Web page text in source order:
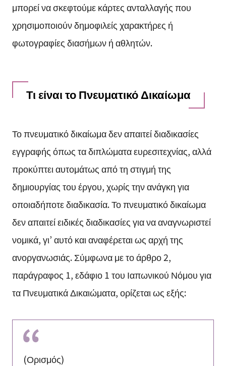
μπορεί να σκεφτούμε κάρτες ανταλλαγής που
χρησιμοποιούν δημοφιλείς χαρακτήρες ή
φωτογραφίες διασήμων ή αθλητών.
Τι είναι το Πνευματικό Δικαίωμα
Το πνευματικό δικαίωμα δεν απαιτεί διαδικασίες
εγγραφής όπως τα διπλώματα ευρεσιτεχνίας, αλλά
προκύπτει αυτομάτως από τη στιγμή της
δημιουργίας του έργου, χωρίς την ανάγκη για
οποιαδήποτε διαδικασία. Το πνευματικό δικαίωμα
δεν απαιτεί ειδικές διαδικασίες για να αναγνωριστεί
νομικά, γι’ αυτό και αναφέρεται ως αρχή της
ανοργανωσιάς. Σύμφωνα με το άρθρο 2,
παράγραφος 1, εδάφιο 1 του Ιαπωνικού Νόμου για
τα Πνευματικά Δικαιώματα, ορίζεται ως εξής:
(Ορισμός)